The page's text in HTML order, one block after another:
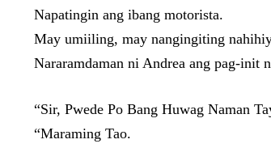
Napatingin ang ibang motorista.
May umiiling, may nangingiting
Nararamdaman ni Andrea ang pag-init
“Sir, Pwede Po Bang Huwag Naman
“Maraming Tao.